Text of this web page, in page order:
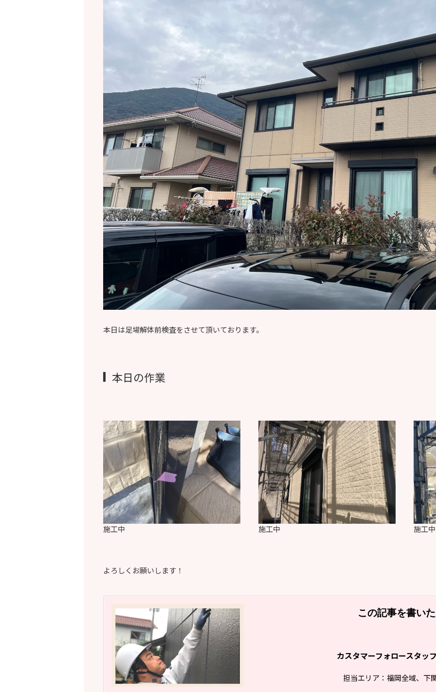
本日は足場解体前検査をさせて頂いております。
本日の作業
施工中 施工中 施工中
よろしくお願いします！
この記事を書い
カスタマーフォロースタッ
担当エリア：福岡全域、下